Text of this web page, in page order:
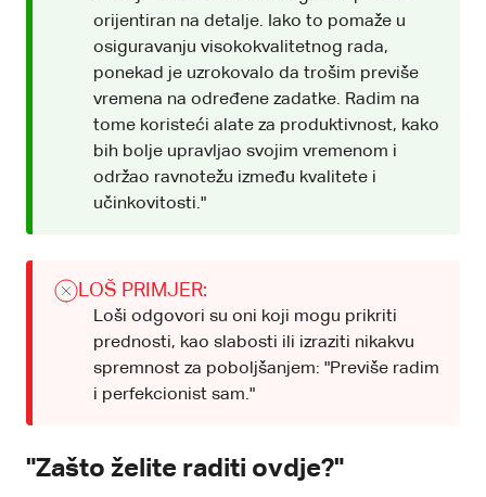
orijentiran na detalje. Iako to pomaže u
osiguravanju visokokvalitetnog rada,
ponekad je uzrokovalo da trošim previše
vremena na određene zadatke. Radim na
tome koristeći alate za produktivnost, kako
bih bolje upravljao svojim vremenom i
održao ravnotežu između kvalitete i
učinkovitosti."
LOŠ PRIMJER:
Loši odgovori su oni koji mogu prikriti
prednosti, kao slabosti ili izraziti nikakvu
spremnost za poboljšanjem: "Previše radim
i perfekcionist sam."
"Zašto želite raditi ovdje?"